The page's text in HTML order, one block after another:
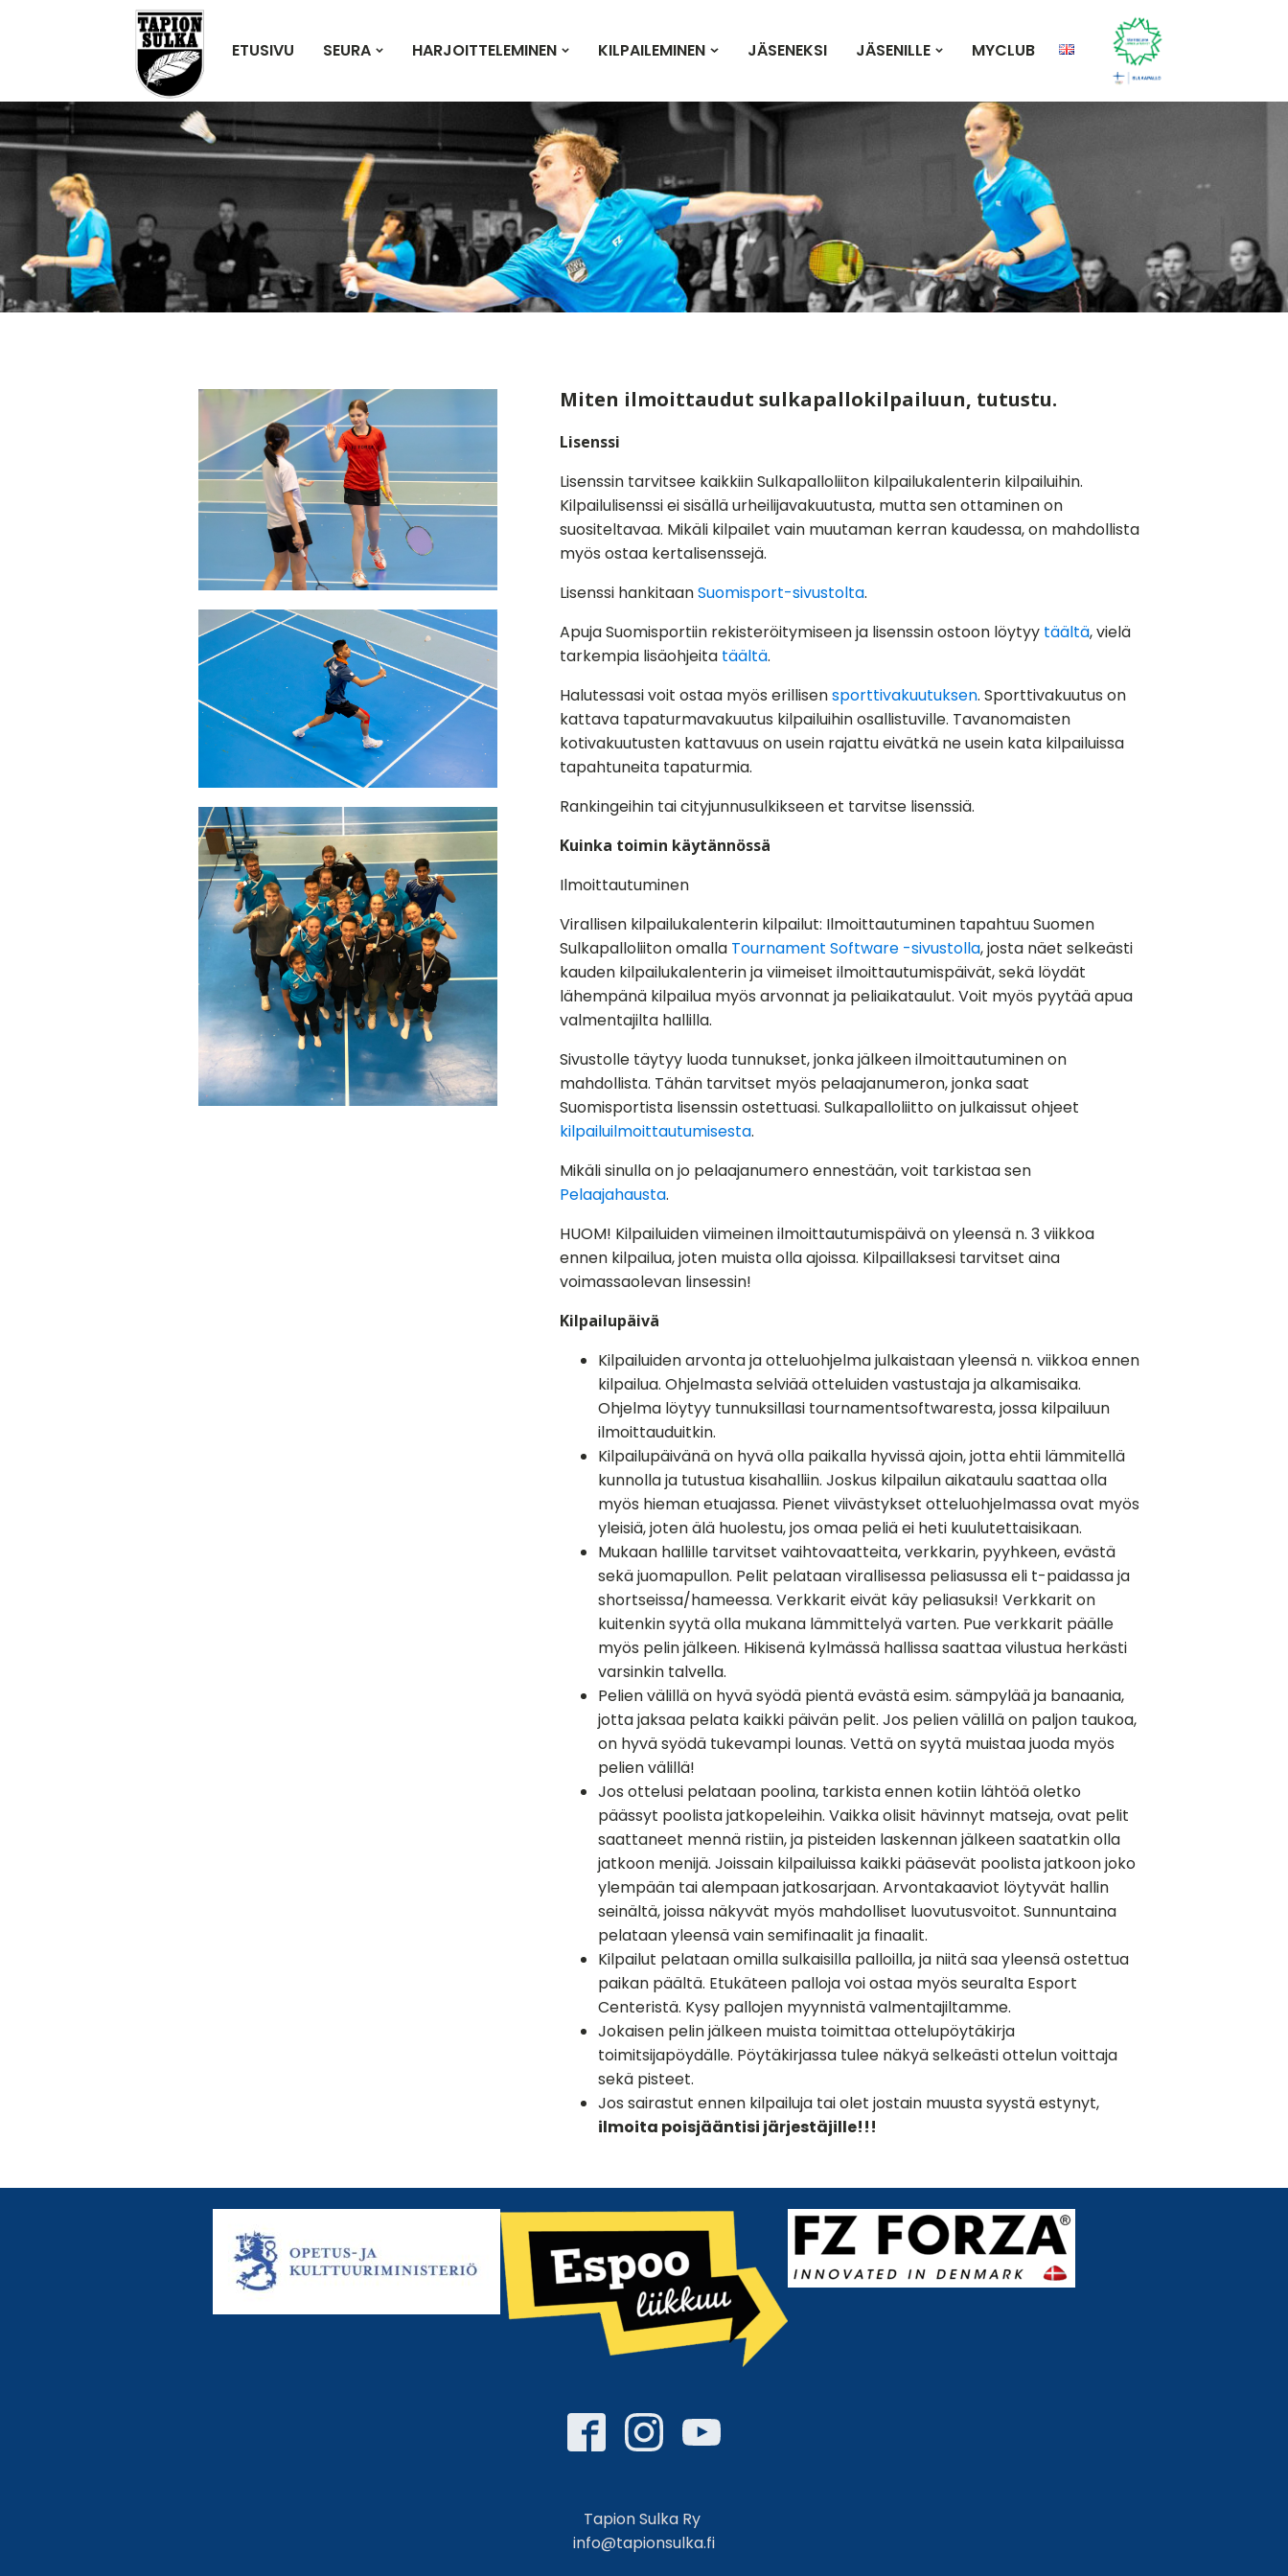
ETUSIVU SEURA HARJOITTELEMINEN KILPAILEMINEN JÄSENEKSI JÄSENILLE MYCLUB
Miten ilmoittaudut sulkapallokilpailuun, tutustu.
Lisenssi
Lisenssin tarvitsee kaikkiin Sulkapalloliiton kilpailukalenterin kilpailuihin.
Kilpailulisenssi ei sisällä urheilijavakuutusta, mutta sen ottaminen on
suositeltavaa. Mikäli kilpailet vain muutaman kerran kaudessa, on mahdollista
myös ostaa kertalisenssejä.
Lisenssi hankitaanSuomisport-sivustolta.
Apuja Suomisportiin rekisteröitymiseen ja lisenssin ostoon löytyy täältä, vielä
tarkempia lisäohjeita täältä.
Halutessasi voit ostaa myös erillisensporttivakuutuksen. Sporttivakuutus on
kattava tapaturmavakuutus kilpailuihin osallistuville. Tavanomaisten
kotivakuutusten kattavuus on usein rajattu eivätkä ne usein kata kilpailuissa
tapahtuneita tapaturmia.
Rankingeihin tai cityjunnusulkikseen et tarvitse lisenssiä.
Kuinka toimin käytännössä
Ilmoittautuminen
Virallisen kilpailukalenterin kilpailut: Ilmoittautuminen tapahtuu Suomen
Sulkapalloliiton omalla Tournament Software -sivustolla, josta näet selkeästi
kauden kilpailukalenterin ja viimeiset ilmoittautumispäivät, sekä löydät
lähempänä kilpailua myös arvonnat ja peliaikataulut. Voit myös pyytää apua
valmentajilta hallilla.
Sivustolle täytyy luoda tunnukset, jonka jälkeen ilmoittautuminen on
mahdollista. Tähän tarvitset myös pelaajanumeron, jonka saat
Suomisportista lisenssin ostettuasi. Sulkapalloliitto on julkaissut ohjeet
kilpailuilmoittautumisesta.
Mikäli sinulla on jo pelaajanumero ennestään, voit tarkistaa sen
Pelaajahausta.
HUOM! Kilpailuiden viimeinen ilmoittautumispäivä on yleensä n. 3 viikkoa
ennen kilpailua, joten muista olla ajoissa. Kilpaillaksesi tarvitset aina
voimassaolevan linsessin!
Kilpailupäivä
Kilpailuiden arvonta ja otteluohjelma julkaistaan yleensä n. viikkoa ennen
kilpailua. Ohjelmasta selviää otteluiden vastustaja ja alkamisaika.
Ohjelma löytyy tunnuksillasi tournamentsoftwaresta, jossa kilpailuun
ilmoittauduitkin.
Kilpailupäivänä on hyvä olla paikalla hyvissä ajoin, jotta ehtii lämmitellä
kunnolla ja tutustua kisahalliin. Joskus kilpailun aikataulu saattaa olla
myös hieman etuajassa. Pienet viivästykset otteluohjelmassa ovat myös
yleisiä, joten älä huolestu, jos omaa peliä ei heti kuulutettaisikaan.
Mukaan hallille tarvitset vaihtovaatteita, verkkarin, pyyhkeen, evästä
sekä juomapullon. Pelit pelataan virallisessa peliasussa eli t-paidassa ja
shortseissa/hameessa. Verkkarit eivät käy peliasuksi! Verkkarit on
kuitenkin syytä olla mukana lämmittelyä varten. Pue verkkarit päälle
myös pelin jälkeen. Hikisenä kylmässä hallissa saattaa vilustua herkästi
varsinkin talvella.
Pelien välillä on hyvä syödä pientä evästä esim. sämpylää ja banaania,
jotta jaksaa pelata kaikki päivän pelit. Jos pelien välillä on paljon taukoa,
on hyvä syödä tukevampi lounas. Vettä on syytä muistaa juoda myös
pelien välillä!
Jos ottelusi pelataan poolina, tarkista ennen kotiin lähtöä oletko
päässyt poolista jatkopeleihin. Vaikka olisit hävinnyt matseja, ovat pelit
saattaneet mennä ristiin, ja pisteiden laskennan jälkeen saatatkin olla
jatkoon menijä. Joissain kilpailuissa kaikki pääsevät poolista jatkoon joko
ylempään tai alempaan jatkosarjaan. Arvontakaaviot löytyvät hallin
seinältä, joissa näkyvät myös mahdolliset luovutusvoitot. Sunnuntaina
pelataan yleensä vain semifinaalit ja finaalit.
Kilpailut pelataan omilla sulkaisilla palloilla, ja niitä saa yleensä ostettua
paikan päältä. Etukäteen palloja voi ostaa myös seuralta Esport
Centeristä. Kysy pallojen myynnistä valmentajiltamme.
Jokaisen pelin jälkeen muista toimittaa ottelupöytäkirja
toimitsijapöydälle. Pöytäkirjassa tulee näkyä selkeästi ottelun voittaja
sekä pisteet.
Jos sairastut ennen kilpailuja tai olet jostain muusta syystä estynyt,
ilmoita poisjääntisi järjestäjille!!!
Tapion Sulka Ry
info@tapionsulka.fi